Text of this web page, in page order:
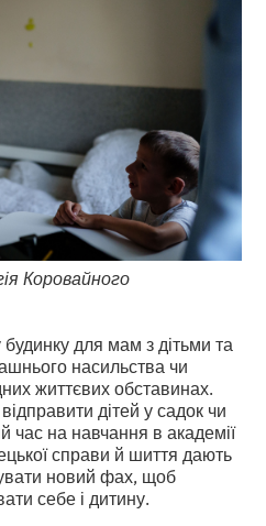
Коровайного
для мам з дітьми та
насильства чи
життєвих обставинах.
дітей у садок чи
час на навчання в академії
справи й шиття дають
новий фах, щоб
себе і дитину.